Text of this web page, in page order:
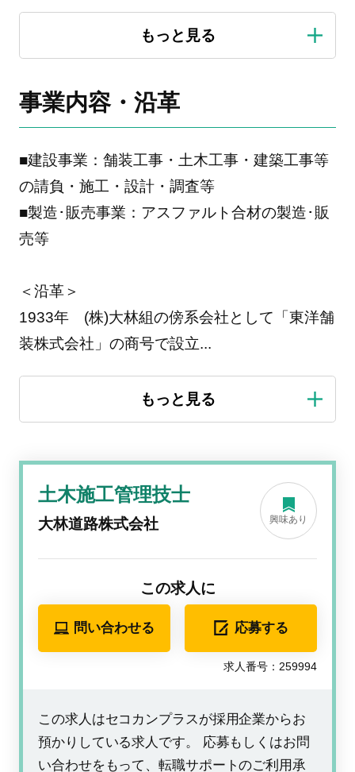
事業内容・沿革
■建設事業：舗装工事・土木工事・建築工事等
の請負・施工・設計・調査等
■製造･販売事業：アスファルト合材の製造･販
売等
＜沿革＞
1933年 (株)大林組の傍系会社として「東洋舗
装株式会社」の商号で設立...
土木施工管理技士
大林道路株式会社 興味あり
この求人に
問い合わせる 応募する
求人番号：259994
この求人はセコカンプラスが採用企業からお
預かりしている求人です。 応募もしくはお問
い合わせをもって、転職サポートのご利用承